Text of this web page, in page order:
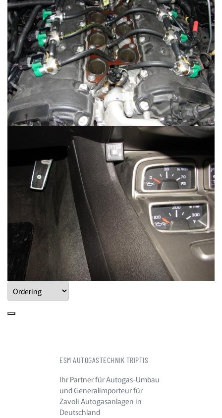
ESM AUTOGASTECHNIK TRIPTIS
Ihr Partner für Autogas-Umbau
und Generalimporteur für
Zavoli Autogasanlagen in
Deutschland